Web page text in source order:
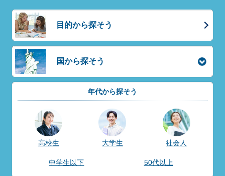
目的から探そう
国から探そう
年代から探そう
高校生 大学生 社会人
中学生以下 50代以上